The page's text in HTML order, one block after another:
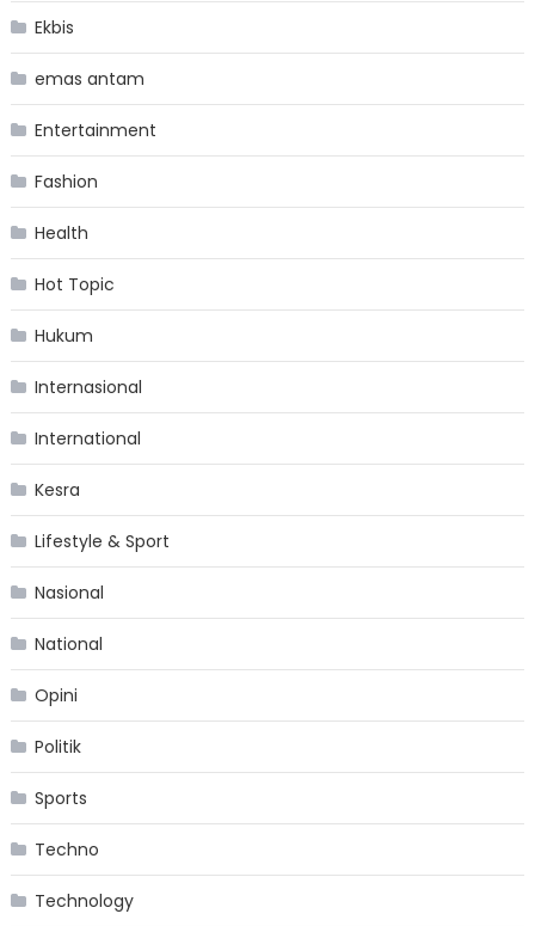
Ekbis
emas antam
Entertainment
Fashion
Health
Hot Topic
Hukum
Internasional
International
Kesra
Lifestyle & Sport
Nasional
National
Opini
Politik
Sports
Techno
Technology